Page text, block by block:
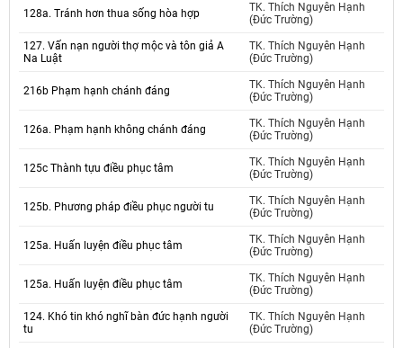
128a. Tránh hơn thua sống hòa hợp
TK. Thích Nguyên Hạnh
(Đức Trường)
127. Vấn nạn người thợ mộc và tôn giả A
Na Luật
TK. Thích Nguyên Hạnh
(Đức Trường)
216b Phạm hạnh chánh đáng
TK. Thích Nguyên Hạnh
(Đức Trường)
126a. Phạm hạnh không chánh đáng
TK. Thích Nguyên Hạnh
(Đức Trường)
125c Thành tựu điều phục tâm
TK. Thích Nguyên Hạnh
(Đức Trường)
125b. Phương pháp điều phục người tu
TK. Thích Nguyên Hạnh
(Đức Trường)
125a. Huấn luyện điều phục tâm
TK. Thích Nguyên Hạnh
(Đức Trường)
125a. Huấn luyện điều phục tâm
TK. Thích Nguyên Hạnh
(Đức Trường)
124. Khó tin khó nghĩ bàn đức hạnh người
tu
TK. Thích Nguyên Hạnh
(Đức Trường)